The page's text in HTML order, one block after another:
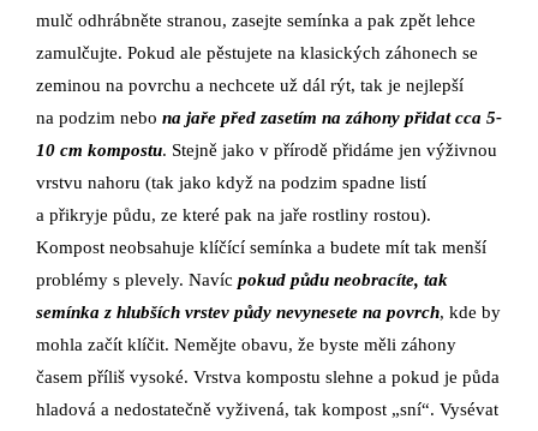
mulč odhrábněte stranou, zasejte semínka a pak zpět lehce
zamulčujte. Pokud ale pěstujete na klasických záhonech se
zeminou na povrchu a nechcete už dál rýt, tak je nejlepší
na podzim nebo na jaře před zasetím na záhony přidat cca 5-
10 cm kompostu. Stejně jako v přírodě přidáme jen výživnou
vrstvu nahoru (tak jako když na podzim spadne listí
a přikryje půdu, ze které pak na jaře rostliny rostou).
Kompost neobsahuje klíčící semínka a budete mít tak menší
problémy s plevely. Navíc pokud půdu neobracíte, tak
semínka z hlubších vrstev půdy nevynesete na povrch, kde by
mohla začít klíčit. Nemějte obavu, že byste měli záhony
časem příliš vysoké. Vrstva kompostu slehne a pokud je půda
hladová a nedostatečně vyživená, tak kompost „sní“. Vysévat